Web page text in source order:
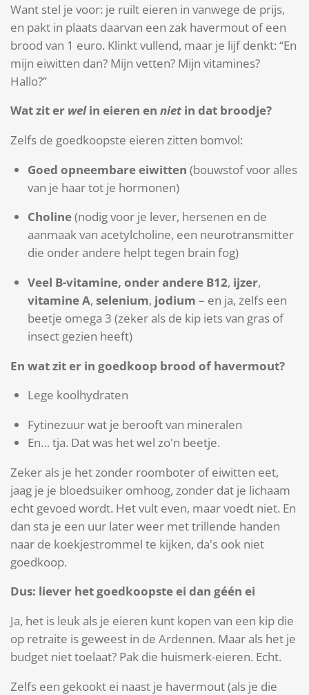
Want stel je voor: je ruilt eieren in vanwege de prijs,
en pakt in plaats daarvan een zak havermout of een
brood van 1 euro. Klinkt vullend, maar je lijf denkt: “En
mijn eiwitten dan? Mijn vetten? Mijn vitamines?
Hallo?”
Wat zit er welin eieren en nietin dat broodje?
Zelfs de goedkoopste eieren zitten bomvol:
Goed opneembare eiwitten (bouwstof voor alles
van je haar tot je hormonen)
Choline(nodig voor je lever, hersenen en de
aanmaak van acetylcholine, een neurotransmitter
die onder andere helpt tegen brain fog)
Veel B-vitamine, onder andere B12, ijzer,
vitamine A, selenium, jodium – en ja, zelfs een
beetje omega 3 (zeker als de kip iets van gras of
insect gezien heeft)
En wat zit er in goedkoop brood of havermout?
Lege koolhydraten
Fytinezuur wat je berooft van mineralen
En… tja. Dat was het wel zo'n beetje.
Zeker als je het zonder roomboter of eiwitten eet,
jaag je je bloedsuiker omhoog, zonder dat je lichaam
echt gevoed wordt. Het vult even, maar voedt niet. En
dan sta je een uur later weer met trillende handen
naar de koekjestrommel te kijken, da's ook niet
goedkoop.
Dus: liever het goedkoopste ei dan géén ei
Ja, het is leuk als je eieren kunt kopen van een kip die
op retraite is geweest in de Ardennen. Maar als het je
budget niet toelaat? Pak die huismerk-eieren. Echt.
Zelfs een gekookt ei naast je havermout (als je die